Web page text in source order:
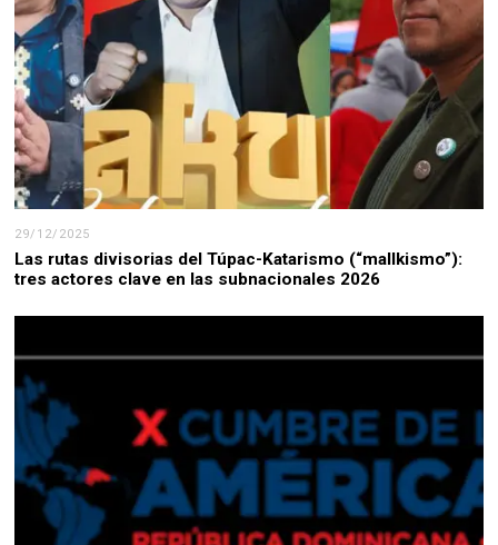
29/12/2025
Las rutas divisorias del Túpac-Katarismo (“mallkismo”):
tres actores clave en las subnacionales 2026